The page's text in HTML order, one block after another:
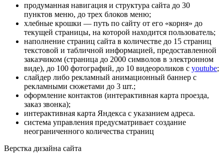
продуманная навигация и структура сайта до 30
пунктов меню, до трех блоков меню;
хлебные крошки — путь по сайту от его «корня» до
текущей страницы, на которой находится пользователь;
наполнение страниц сайта в количестве до 15 страниц
текстовой и табличной информацией, предоставленной
заказчиком (страница до 2000 символов в электронном
виде), до 100 фотографий, до 10 видеороликов с youtube;
слайдер либо рекламный анимационный баннер с
рекламными сюжетами до 3 шт.;
оформление контактов (интерактивная карта проезда,
заказ звонка);
интерактивная карта Яндекса с указанием адреса.
система управления предусматривает создание
неограниченного количества страниц
Верстка дизайна сайта